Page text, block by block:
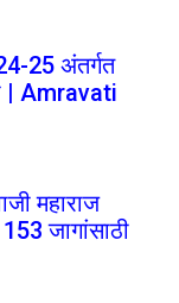
25 अंतर्गत
| Amravati
महाराज
जागांसाठी